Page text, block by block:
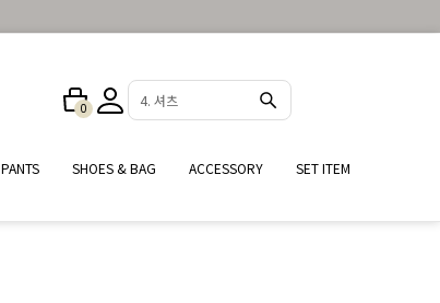
0 1. 나시
PANTS SHOES & BAG ACCESSORY
SET ITEM